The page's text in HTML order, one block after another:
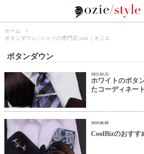
ホーム
ボタンダウン | シャツの専門店 ozie｜オジエ
ボタンダウン
2021.03.25
ホワイトのボタ
たコーディネート
2019.08.09
CoolBizのおす